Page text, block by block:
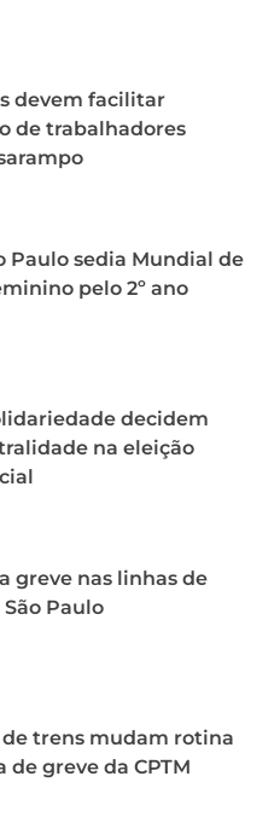
devem facilitar
de trabalhadores
Paulo sedia Mundial de
pelo 2º ano
decidem
na eleição
greve nas linhas de
Paulo
de trens mudam rotina
de greve da CPTM